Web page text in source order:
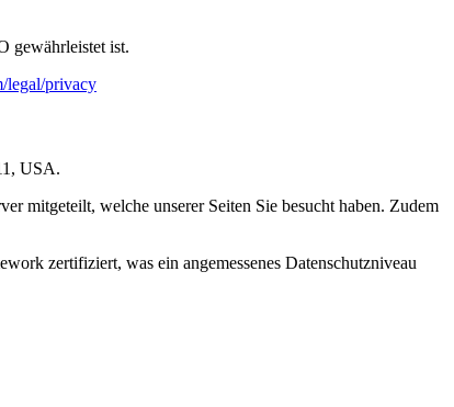
gewährleistet ist.
legal/privacy
USA.
mitgeteilt, welche unserer Seiten Sie besucht haben. Zudem
zertifiziert, was ein angemessenes Datenschutzniveau